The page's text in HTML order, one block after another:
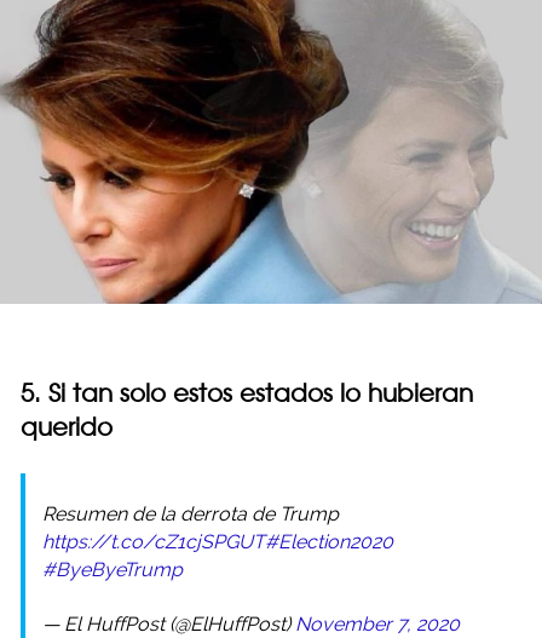
5. Si tan solo estos estados lo hubieran
querido
Resumen de la derrota de Trump
https://t.co/cZ1cjSPGUT#Election2020
#ByeByeTrump
— El HuffPost (@ElHuffPost)November 7, 2020